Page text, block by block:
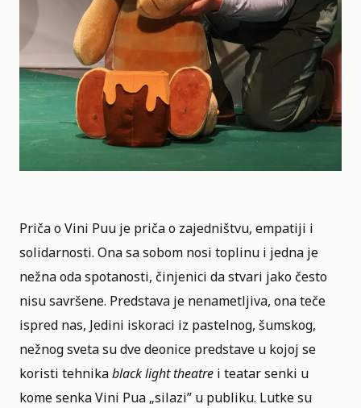
Priča o Vini Puu je priča o zajedništvu, empatiji i
solidarnosti. Ona sa sobom nosi toplinu i jedna je
nežna oda spotanosti, činjenici da stvari jako često
nisu savršene. Predstava je nenametljiva, ona teče
ispred nas, Jedini iskoraci iz pastelnog, šumskog,
nežnog sveta su dve deonice predstave u kojoj se
koristi tehnikablack light theatre i teatar senki u
kome senka Vini Pua „silazi” u publiku. Lutke su